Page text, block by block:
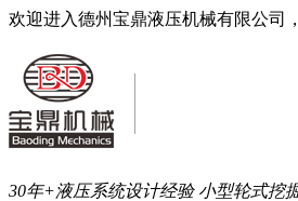
欢迎进入德州宝鼎液压机械有限公司
30年+液压系统设计经验 小型轮式挖